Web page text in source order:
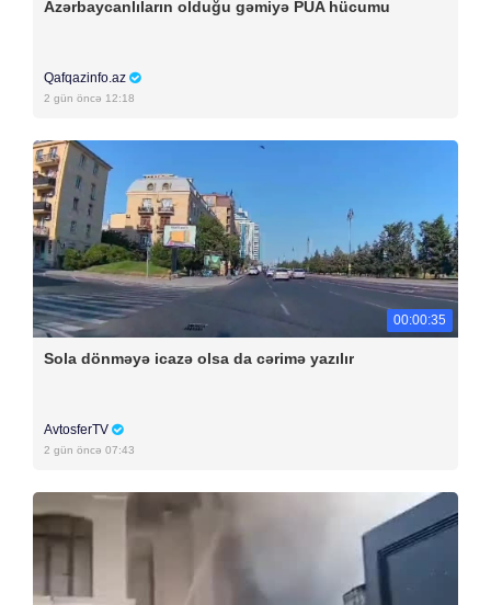
Azərbaycanlıların olduğu gəmiyə PUA hücumu
Qafqazinfo.az
2 gün öncə 12:18
00:00:35
Sola dönməyə icazə olsa da cərimə yazılır
AvtosferTV
2 gün öncə 07:43